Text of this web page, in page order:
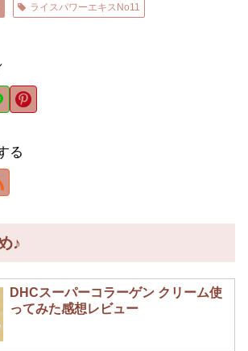
ライスパワーエキスNo11
る
♪
DHCスーパーコラーゲン クリーム使
ってみた感想レビュー